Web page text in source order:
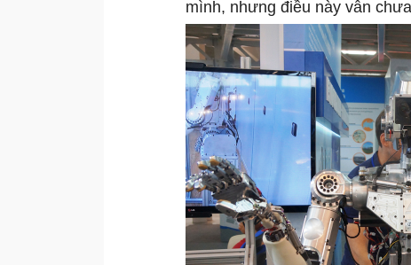
mình, nhưng điều này vẫn